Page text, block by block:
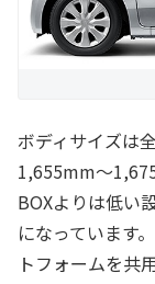
ボディサイズ
1,655mm～
BOXよりは低い
になっています
トフォームを共